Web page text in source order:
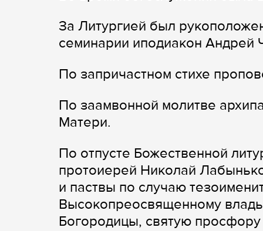
За Литургией был
семинарии иподиакон Андрей
По запричастном стихе
По заамвонной молитве
Матери.
По отпусте Божественной
протоиерей Николай
и паствы по случаю
Высокопреосвященному
Богородицы, святую просфору